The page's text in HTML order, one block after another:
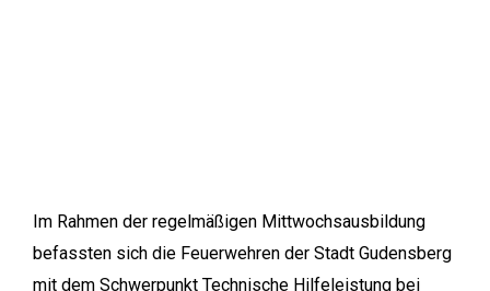
Im Rahmen der regelmäßigen Mittwochsausbildung
befassten sich die Feuerwehren der Stadt Gudensberg
mit dem Schwerpunkt Technische Hilfeleistung bei